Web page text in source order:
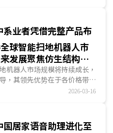
系业者凭借完整产品布
球智能扫地机器人市
发展聚焦仿生结构与
机器人市场规模将持续成长，
，其领先优势在于各价格带的
能配置与性能表现。未来技术
作与维护扫地机器人的负
2026-03-16
国居家语音助理进化至